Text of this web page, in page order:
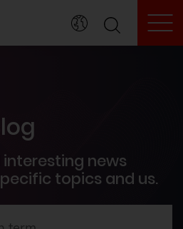
news
topics and us.